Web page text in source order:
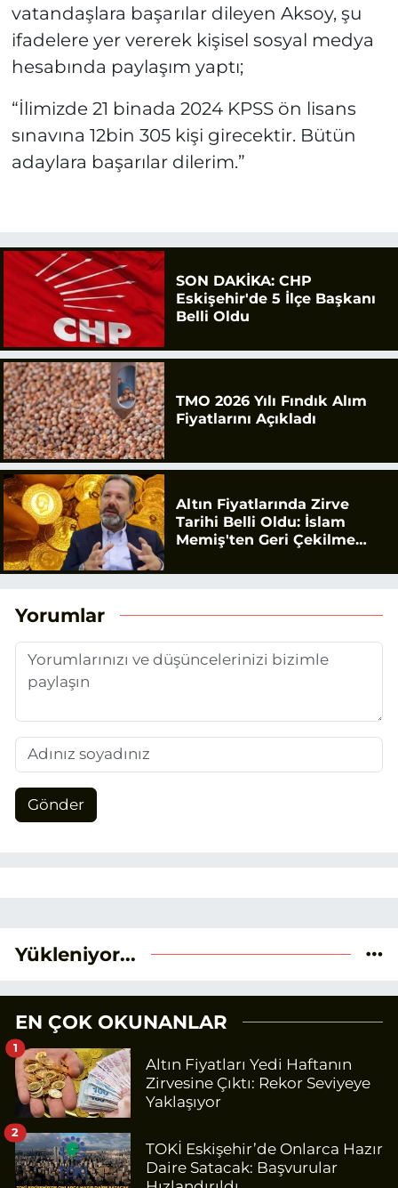
vatandaşlara başarılar dileyen Aksoy, şu
ifadelere yer vererek kişisel sosyal medya
hesabında paylaşım yaptı;
“İlimizde 21 binada 2024 KPSS ön lisans
sınavına 12bin 305 kişi girecektir. Bütün
adaylara başarılar dilerim.”
SON DAKİKA: CHP
Eskişehir'de 5 İlçe Başkanı
Belli Oldu
TMO 2026 Yılı Fındık Alım
Fiyatlarını Açıkladı
Altın Fiyatlarında Zirve
Tarihi Belli Oldu: İslam
Memiş'ten Geri Çekilme
Yorumlar
Gönder
Yükleniyor...
EN ÇOK OKUNANLAR
Altın Fiyatları Yedi Haftanın
Zirvesine Çıktı: Rekor Seviyeye
Yaklaşıyor
1
TOKİ Eskişehir’de Onlarca Hazır
Daire Satacak: Başvurular
2